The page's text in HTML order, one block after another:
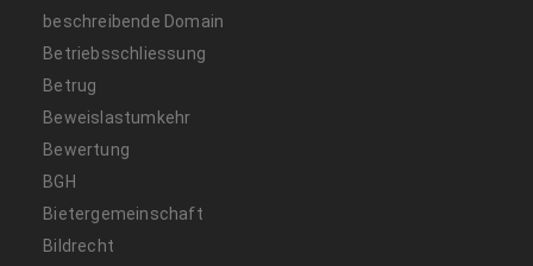
beschreibende Domain
Betriebsschliessung
Betrug
Beweislastumkehr
Bewertung
BGH
Bietergemeinschaft
Bildrecht